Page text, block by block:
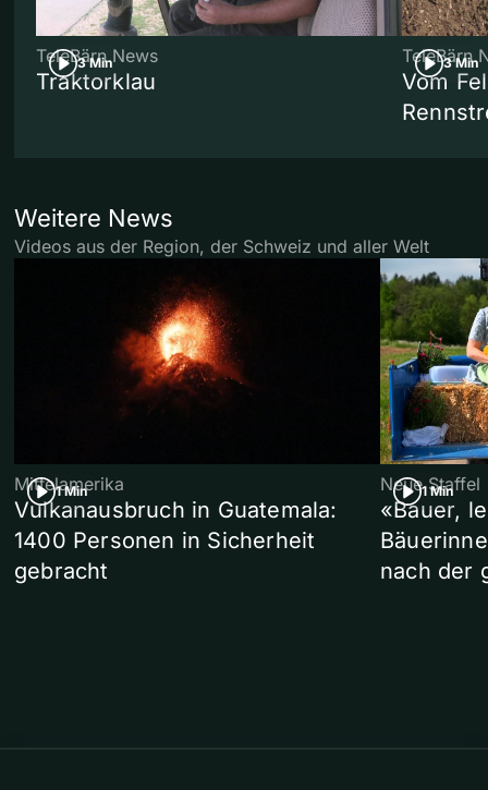
3 Min
TeleBärn News
Traktorklau
3 Min
TeleBärn
Vom
Weitere News
Videos aus der Region, der Schweiz und aller Welt
1 Min
Mittelamerika
Vulkanausbruch in Guatemala:
1400 Personen in Sicherheit
gebracht
1 Min
Neue Staffel
«Bauer,
nach der